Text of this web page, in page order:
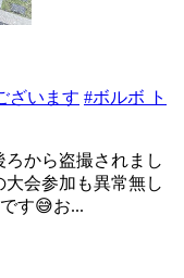
ざいます #ボルボ ト
から盗撮されまし
会参加も異常無し
す😅お...